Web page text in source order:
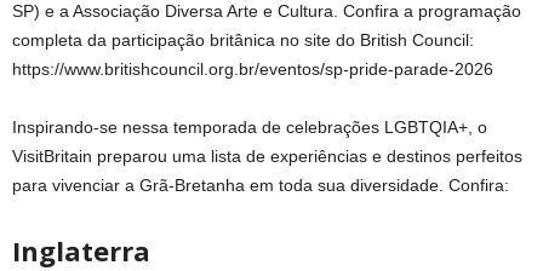
SP) e a Associação Diversa Arte e Cultura. Confira a programação
completa da participação britânica no site do British Council:
https://www.britishcouncil.org.br/eventos/sp-pride-parade-2026
Inspirando-se nessa temporada de celebrações LGBTQIA+, o
VisitBritain preparou uma lista de experiências e destinos perfeitos
para vivenciar a Grã-Bretanha em toda sua diversidade. Confira:
Inglaterra